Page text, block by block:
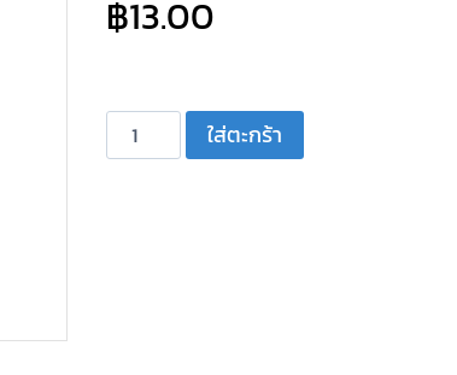
฿13.00
จำนวน
แจ๊ค
ใส่ตะกร้า